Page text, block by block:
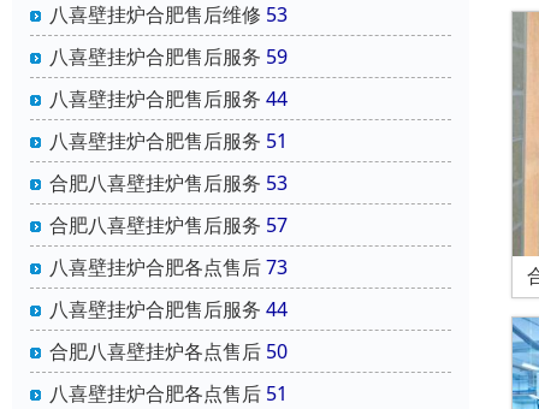
八喜壁挂炉合肥售后维修 53
八喜壁挂炉合肥售后服务 59
八喜壁挂炉合肥售后服务 44
八喜壁挂炉合肥售后服务 51
合肥八喜壁挂炉售后服务 53
合肥八喜壁挂炉售后服务 57
八喜壁挂炉合肥各点售后73
八喜壁挂炉合肥售后服务 44
合肥八喜壁挂炉各点售后 50
八喜壁挂炉合肥各点售后 51